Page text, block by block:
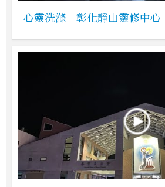
心靈洗滌「彰化靜山靈修中心」